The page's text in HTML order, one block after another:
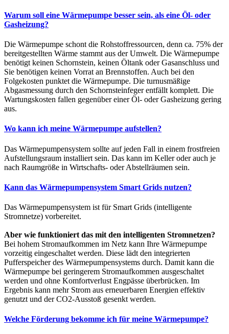
Warum soll eine Wärmepumpe besser sein, als eine Öl- oder
Gasheizung?
Die Wärmepumpe schont die Rohstoffressourcen, denn ca. 75% der
bereitgestellten Wärme stammt aus der Umwelt. Die Wärmepumpe
benötigt keinen Schornstein, keinen Öltank oder Gasanschluss und
Sie benötigen keinen Vorrat an Brennstoffen. Auch bei den
Folgekosten punktet die Wärmepumpe. Die turnusmäßige
Abgasmessung durch den Schornsteinfeger entfällt komplett. Die
Wartungskosten fallen gegenüber einer Öl- oder Gasheizung gering
aus.
Wo kann ich meine Wärmepumpe aufstellen?
Das Wärmepumpensystem sollte auf jeden Fall in einem frostfreien
Aufstellungsraum installiert sein. Das kann im Keller oder auch je
nach Raumgröße in Wirtschafts- oder Abstellräumen sein.
Kann das Wärmepumpensystem Smart Grids nutzen?
Das Wärmepumpensystem ist für Smart Grids (intelligente
Stromnetze) vorbereitet.
Aber wie funktioniert das mit den intelligenten Stromnetzen?
Bei hohem Stromaufkommen im Netz kann Ihre Wärmepumpe
vorzeitig eingeschaltet werden. Diese lädt den integrierten
Pufferspeicher des Wärmepumpensystems durch. Damit kann die
Wärmepumpe bei geringerem Stromaufkommen ausgeschaltet
werden und ohne Komfortverlust Engpässe überbrücken. Im
Ergebnis kann mehr Strom aus erneuerbaren Energien effektiv
genutzt und der CO2-Ausstoß gesenkt werden.
Welche Förderung bekomme ich für meine Wärmepumpe?